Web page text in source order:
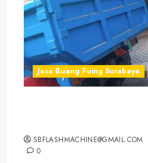
Jasa Buang Puing Surabaya
SBFLASHMACHINE@GMAIL.COM
0